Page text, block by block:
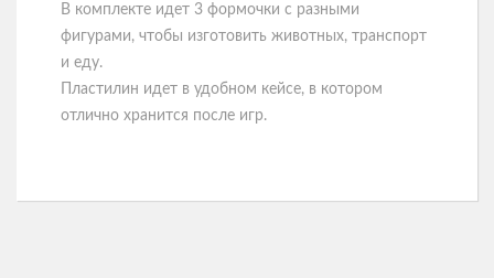
В комплекте идет 3 формочки с разными
фигурами, чтобы изготовить животных, транспорт
и еду.
Пластилин идет в удобном кейсе, в котором
отлично хранится после игр.